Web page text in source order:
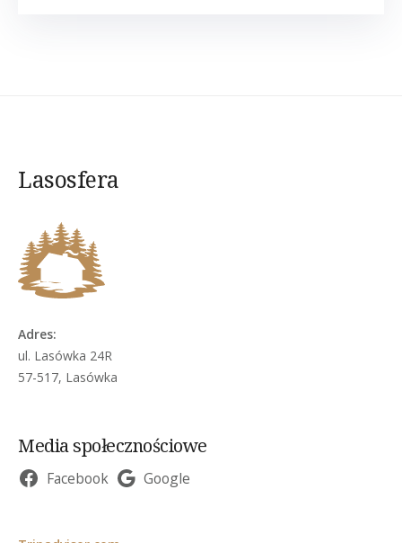
Lasosfera
Adres:
ul. Lasówka 24R
57-517, Lasówka
Media społecznościowe
Facebook Google